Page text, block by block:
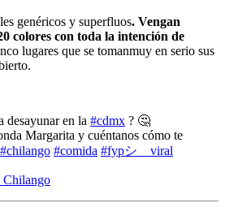
genéricos y superfluos. Vengan
colores con toda la intención de
lugares que se tomanmuy en serio sus
desayunar en la #cdmx ? 🤔
Margarita y cuéntanos cómo te
#chilango #comida #fypシ゚viral